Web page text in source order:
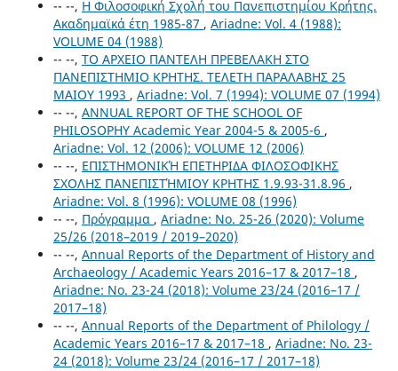
-- --, Η Φιλοσοφική Σχολή του Πανεπιστημίου Κρήτης.
Ακαδημαϊκά έτη 1985-87 , Ariadne: Vol. 4 (1988):
VOLUME 04 (1988)
-- --, ΤΟ ΑΡΧΕΙΟ ΠΑΝΤΕΛΗ ΠΡΕΒΕΛΑΚΗ ΣΤΟ
ΠΑΝΕΠΙΣΤΗΜΙΟ ΚΡΗΤΗΣ. ΤΕΛΕΤΗ ΠΑΡΑΛΑΒΗΣ 25
ΜΑΙΟΥ 1993 , Ariadne: Vol. 7 (1994): VOLUME 07 (1994)
-- --, ANNUAL REPORT OF THE SCHOOL OF
PHILOSOPHY Academic Year 2004-5 & 2005-6 ,
Ariadne: Vol. 12 (2006): VOLUME 12 (2006)
-- --, ΕΠΙΣΤΗΜΟΝΙΚΉ ΕΠΕΤΗΡΙΔΑ ΦΙΛΟΣΟΦΙΚΗΣ
ΣΧΟΛΗΣ ΠΑΝΕΠΙΣΤΉΜΙΟΥ ΚΡΗΤΗΣ 1.9.93-31.8.96 ,
Ariadne: Vol. 8 (1996): VOLUME 08 (1996)
-- --, Πρόγραμμα , Ariadne: No. 25-26 (2020): Volume
25/26 (2018–2019 / 2019–2020)
-- --, Annual Reports of the Department of History and
Archaeology / Academic Years 2016–17 & 2017–18 ,
Ariadne: No. 23-24 (2018): Volume 23/24 (2016–17 /
2017–18)
-- --, Annual Reports of the Department of Philology /
Academic Years 2016–17 & 2017–18 , Ariadne: No. 23-
24 (2018): Volume 23/24 (2016–17 / 2017–18)